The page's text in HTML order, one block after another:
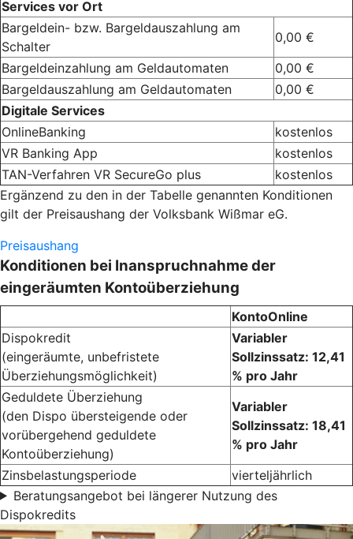
Services vor Ort
Bargeldein- bzw. Bargeldauszahlung am
Schalter
0,00 €
Bargeldeinzahlung am Geldautomaten
0,00 €
Bargeldauszahlung am Geldautomaten
0,00 €
Digitale Services
OnlineBanking
kostenlos
VR Banking App
kostenlos
TAN-Verfahren VR SecureGo plus
kostenlos
Ergänzend zu den in der Tabelle genannten Konditionen
gilt der Preisaushang der Volksbank Wißmar eG.
Preisaushang
Konditionen bei Inanspruchnahme der
eingeräumten Kontoüberziehung
KontoOnline
Dispokredit
(eingeräumte, unbefristete
Überziehungsmöglichkeit)
Variabler
Sollzinssatz: 12,41
% pro Jahr
Geduldete Überziehung
(den Dispo übersteigende oder
vorübergehend geduldete
Kontoüberziehung)
Variabler
Sollzinssatz: 18,41
% pro Jahr
Zinsbelastungsperiode
vierteljährlich
Beratungsangebot bei längerer Nutzung des
Dispokredits